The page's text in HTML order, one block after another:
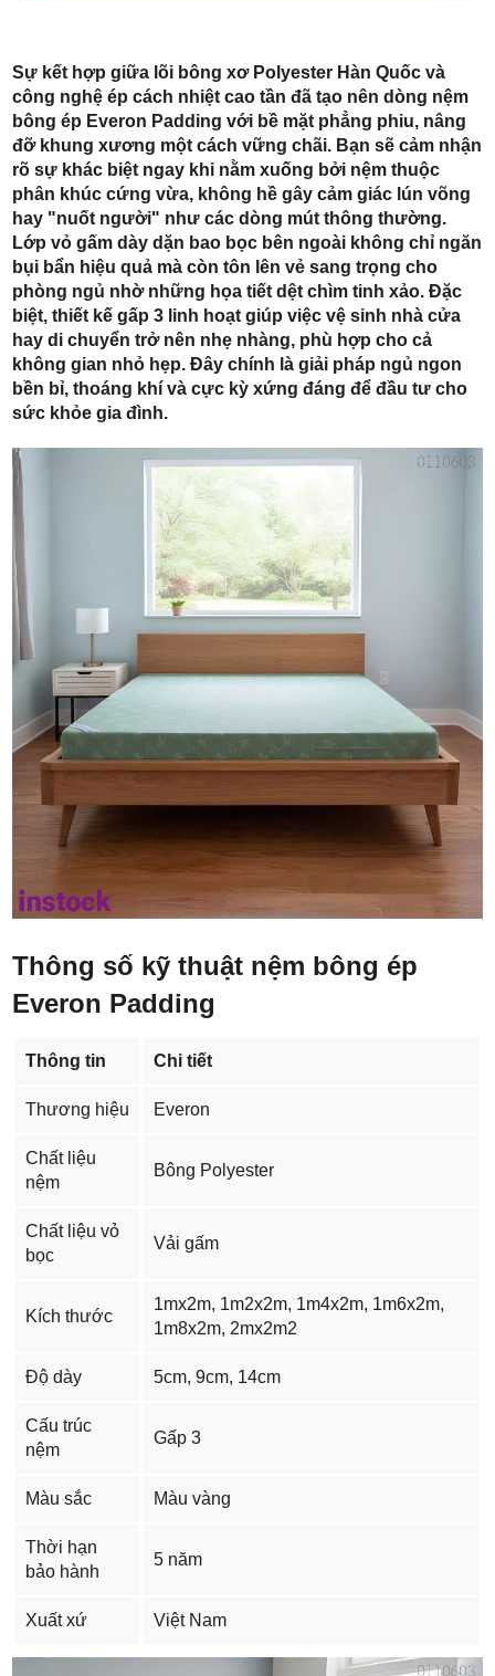
Hóc Môn,
TP. HCM
Sự kết hợp giữa lõi bông xơ Polyester Hàn Quốc và
công nghệ ép cách nhiệt cao tần đã tạo nên dòng nệm
bông ép Everon Padding với bề mặt phẳng phiu, nâng
đỡ khung xương một cách vững chãi. Bạn sẽ cảm nhận
rõ sự khác biệt ngay khi nằm xuống bởi nệm thuộc
phân khúc cứng vừa, không hề gây cảm giác lún võng
hay "nuốt người" như các dòng mút thông thường.
Lớp vỏ gấm dày dặn bao bọc bên ngoài không chỉ ngăn
bụi bẩn hiệu quả mà còn tôn lên vẻ sang trọng cho
phòng ngủ nhờ những họa tiết dệt chìm tinh xảo. Đặc
biệt, thiết kế gấp 3 linh hoạt giúp việc vệ sinh nhà cửa
hay di chuyển trở nên nhẹ nhàng, phù hợp cho cả
không gian nhỏ hẹp. Đây chính là giải pháp ngủ ngon
bền bỉ, thoáng khí và cực kỳ xứng đáng để đầu tư cho
sức khỏe gia đình.
Thông số kỹ thuật nệm bông ép
Everon Padding
Thông tin Chi tiết
Thương hiệu Everon
Chất liệu
nệm
Bông Polyester
Chất liệu vỏ
bọc
Vải gấm
Kích thước
1mx2m, 1m2x2m, 1m4x2m, 1m6x2m,
1m8x2m, 2mx2m2
Độ dày 5cm, 9cm, 14cm
Cấu trúc
nệm
Gấp 3
Màu sắc Màu vàng
Thời hạn
bảo hành
5 năm
Xuất xứ Việt Nam